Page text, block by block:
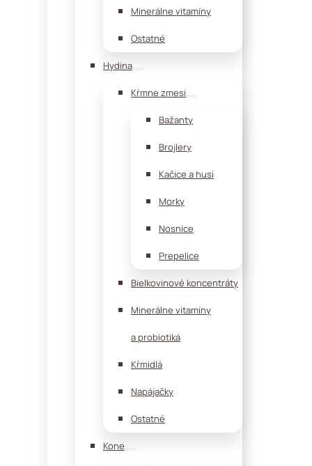
Minerálne vitamíny
Ostatné
Hydina
Kŕmne zmesi
Bažanty
Brojlery
Kačice a husi
Morky
Nosnice
Prepelice
Bielkovinové koncentráty
Minerálne vitamíny
a probiotiká
Kŕmidlá
Napájačky
Ostatné
Kone